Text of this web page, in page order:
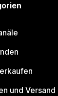
und Versand